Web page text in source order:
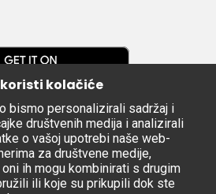
kolačiće
bismo personalizirali sadržaj i
društvenih medija i analizirali
o vašoj upotrebi naše web-
za društvene medije,
ih mogu kombinirati s drugim
ili koje su prikupili dok ste